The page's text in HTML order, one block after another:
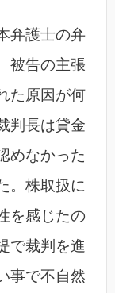
弁護士の弁
被告の主張
た原因が何
判長は貸金
めなかった
。株取扱に
を感じたの
で裁判を進
事で不自然